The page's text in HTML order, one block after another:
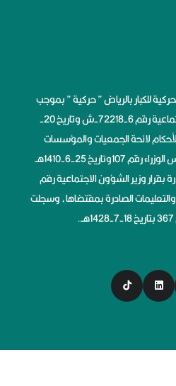
للكبار بالرياض ” حركية ” بموجب
خطاب وزارة الشؤون الإجتماعية رقم 6-72218-ش وتاريخ 20-
لأحكام لائحة الجمعيات والمؤسسات
الخيرية الصادرة بقرار مجلس الوزراء رقم 107وتاريخ 25-6-1410هــ
بقرار وزير الشؤون الاجتماعية رقم
30-1-1412هــ والتعليمات الصادرة بمقتضاها، وسجلت